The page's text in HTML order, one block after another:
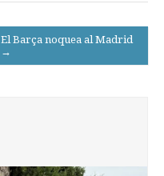
El Barça noquea al Madrid
→